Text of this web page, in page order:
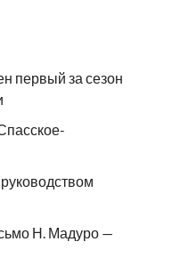
первый за сезон
Н. Мадуро —